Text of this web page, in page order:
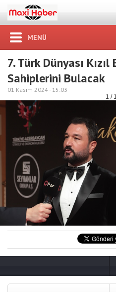
MENÜ
7. Türk Dünyası
Sahiplerini Bulacak
01 Kasım 2024 - 15:03
1 / 1